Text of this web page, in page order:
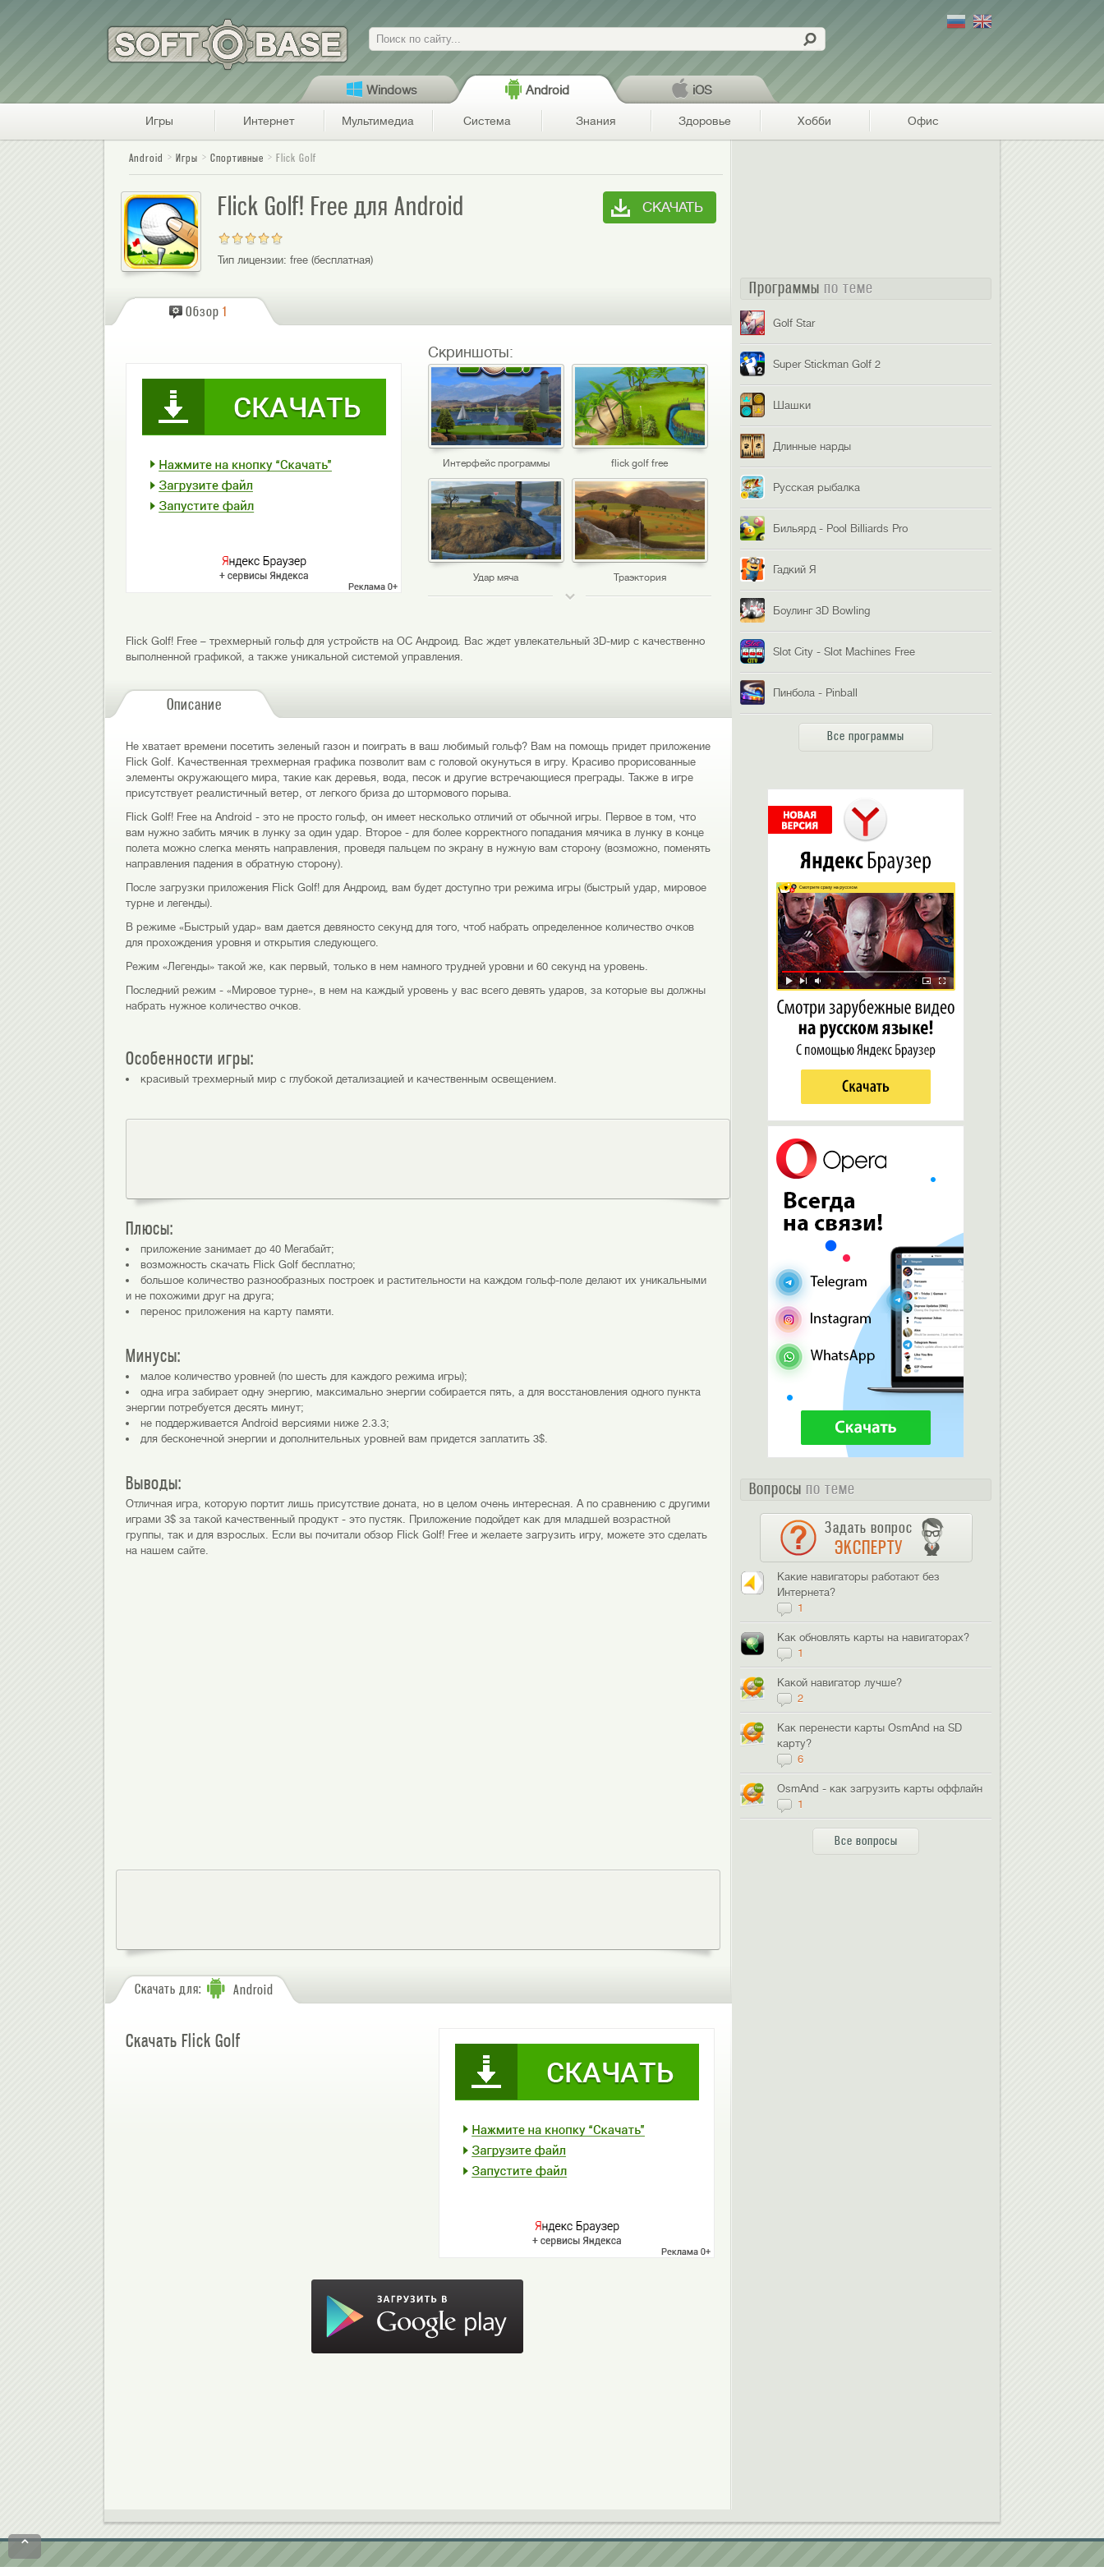
Поиск
Windows Android iOS
Игры Интернет Мультимедиа Система Знания Здоровье Хобби Офис
Android Игры Спортивные Flick Golf
Flick Golf! Free для Android СКАЧАТЬ
Тип лицензии: free (бесплатная)
Обзор 1
Скриншоты:
Интерфейс программы flick golf free
Удар мяча Траэктория
Flick Golf! Free – трехмерный гольф для устройств на ОС Андроид. Вас ждет увлекательный 3D-мир с качественно
выполненной графикой, а также уникальной системой управления.
Описание
Не хватает времени посетить зеленый газон и поиграть в ваш любимый гольф? Вам на помощь придет приложение
Flick Golf. Качественная трехмерная графика позволит вам с головой окунуться в игру. Красиво прорисованные
элементы окружающего мира, такие как деревья, вода, песок и другие встречающиеся преграды. Также в игре
присутствует реалистичный ветер, от легкого бриза до штормового порыва.
Flick Golf! Free на Android - это не просто гольф, он имеет несколько отличий от обычной игры. Первое в том, что
вам нужно забить мячик в лунку за один удар. Второе - для более корректного попадания мячика в лунку в конце
полета можно слегка менять направления, проведя пальцем по экрану в нужную вам сторону (возможно, поменять
направления падения в обратную сторону).
После загрузки приложения Flick Golf! для Андроид, вам будет доступно три режима игры (быстрый удар, мировое
турне и легенды).
В режиме «Быстрый удар» вам дается девяносто секунд для того, чтоб набрать определенное количество очков
для прохождения уровня и открытия следующего.
Режим «Легенды» такой же, как первый, только в нем намного трудней уровни и 60 секунд на уровень.
Последний режим - «Мировое турне», в нем на каждый уровень у вас всего девять ударов, за которые вы должны
набрать нужное количество очков.
Особенности игры:
красивый трехмерный мир с глубокой детализацией и качественным освещением.
Плюсы:
приложение занимает до 40 Мегабайт;
возможность скачать Flick Golf бесплатно;
большое количество разнообразных построек и растительности на каждом гольф-поле делают их уникальными
и не похожими друг на друга;
перенос приложения на карту памяти.
Минусы:
малое количество уровней (по шесть для каждого режима игры);
одна игра забирает одну энергию, максимально энергии собирается пять, а для восстановления одного пункта
энергии потребуется десять минут;
не поддерживается Android версиями ниже 2.3.3;
для бесконечной энергии и дополнительных уровней вам придется заплатить 3$.
Выводы:
Отличная игра, которую портит лишь присутствие доната, но в целом очень интересная. А по сравнению с другими
играми 3$ за такой качественный продукт - это пустяк. Приложение подойдет как для младшей возрастной
группы, так и для взрослых. Если вы почитали обзор Flick Golf! Free и желаете загрузить игру, можете это сделать
на нашем сайте.
Скачать для: Android
Скачать Flick Golf
Программы по теме
Golf Star
Super Stickman Golf 2
Шашки
Длинные нарды
Русская рыбалка
Бильярд - Pool Billiards Pro
Гадкий Я
Боулинг 3D Bowling
Slot City - Slot Machines Free
Пинбола - Pinball
Все программы
Вопросы по теме
Задать вопрос
ЭКСПЕРТУ
Какие навигаторы работают без
Интернета?
1
Как обновлять карты на навигаторах?
1
Какой навигатор лучше?
2
Как перенести карты OsmAnd на SD
карту?
6
OsmAnd - как загрузить карты оффлайн
1
Все вопросы
⌃